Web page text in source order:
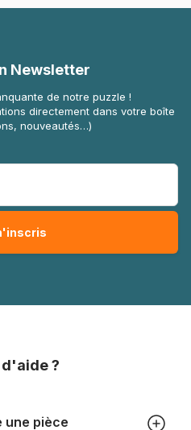
Newsletter
de notre puzzle !
directement dans votre boîte
nouveautés…)
?
une pièce